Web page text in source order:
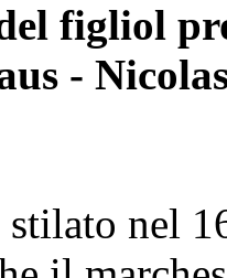
figliol
-
nel